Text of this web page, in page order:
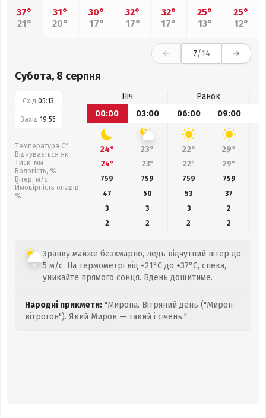
37°
21°
31°
20°
30°
17°
32°
17°
32°
17°
25°
13°
25°
12°
7/14
Субота, 8 серпня
Схід:05:13
Захід:19:55
Температура С°
Відчувається як
Тиск, мм
Вологість, %
Вітер, м/с
Ймовірність опадів,
%
Ніч
Ранок
00:00
03:00 06:00 09:00
24° 23° 22° 29°
24° 23° 22° 29°
759
759 759 759
47
50 53 37
3
3 3
2
2
2 2 2
Зранку майже безхмарно, ледь відчутний вітер до
5 м/с. На термометрі від +21°C до +37°C, спека,
уникайте прямого сонця. Вдень дощитиме.
Народні прикмети: "Мирона. Вітряний день ("Мирон-
вітрогон"). Який Мирон — такий і січень."